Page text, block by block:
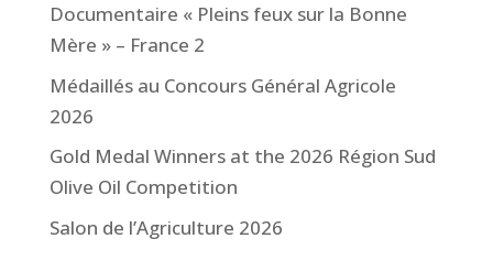
Documentaire « Pleins feux sur la Bonne
Mère » – France 2
Médaillés au Concours Général Agricole
2026
Gold Medal Winners at the 2026 Région Sud
Olive Oil Competition
Salon de l’Agriculture 2026